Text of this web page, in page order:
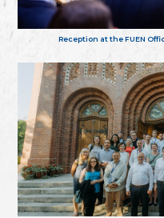
Reception at the FUEN